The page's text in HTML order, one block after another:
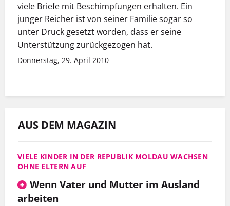
viele Briefe mit Beschimpfungen erhalten. Ein
junger Reicher ist von seiner Familie sogar so
unter Druck gesetzt worden, dass er seine
Unterstützung zurückgezogen hat.
Donnerstag, 29. April 2010
AUS DEM MAGAZIN
VIELE KINDER IN DER REPUBLIK MOLDAU WACHSEN
OHNE ELTERN AUF
Wenn Vater und Mutter im Ausland
arbeiten